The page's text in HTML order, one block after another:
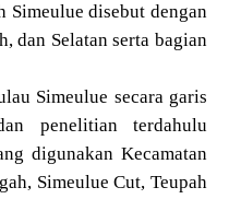
Simeulue disebut dengan
dan Selatan serta bagian
Simeulue secara garis
penelitian terdahulu
digunakan Kecamatan
Simeulue Cut, Teupah